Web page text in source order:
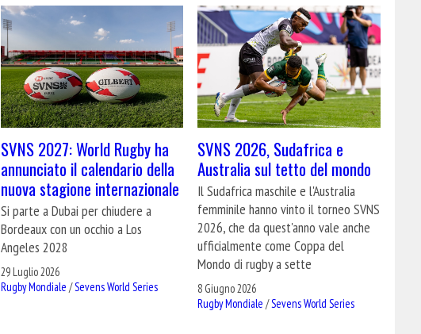
SVNS 2027: World Rugby ha
annunciato il calendario della
nuova stagione internazionale
Si parte a Dubai per chiudere a
Bordeaux con un occhio a Los
Angeles 2028
29 Luglio 2026
Rugby Mondiale /Sevens World Series
SVNS 2026, Sudafrica e
Australia sul tetto del mondo
Il Sudafrica maschile e l'Australia
femminile hanno vinto il torneo SVNS
2026, che da quest'anno vale anche
ufficialmente come Coppa del
Mondo di rugby a sette
8 Giugno 2026
Rugby Mondiale /Sevens World Series